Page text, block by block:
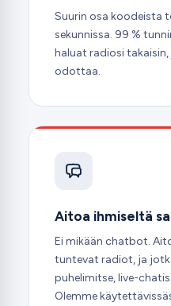
Suurin osa koodeista
sekunnissa. 99 %
haluat radiosi
odottaa.
Aitoa ihmiseltä
Ei mikään chatbot.
tuntevat radiot, ja
puhelimitse, live-
Olemme